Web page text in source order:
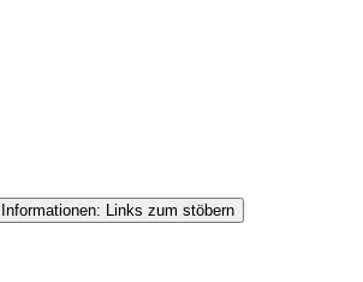
Links zum stöbern